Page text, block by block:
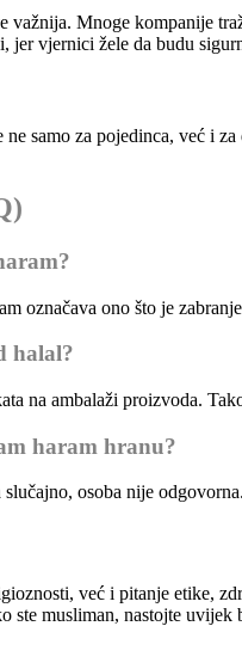
važnija. Mnoge kompanije
jer vjernici žele da budu
samo za pojedinca, već i
označava ono što je
halal?
na ambalaži proizvoda.
haram hranu?
osoba nije
već i pitanje etike,
musliman, nastojte